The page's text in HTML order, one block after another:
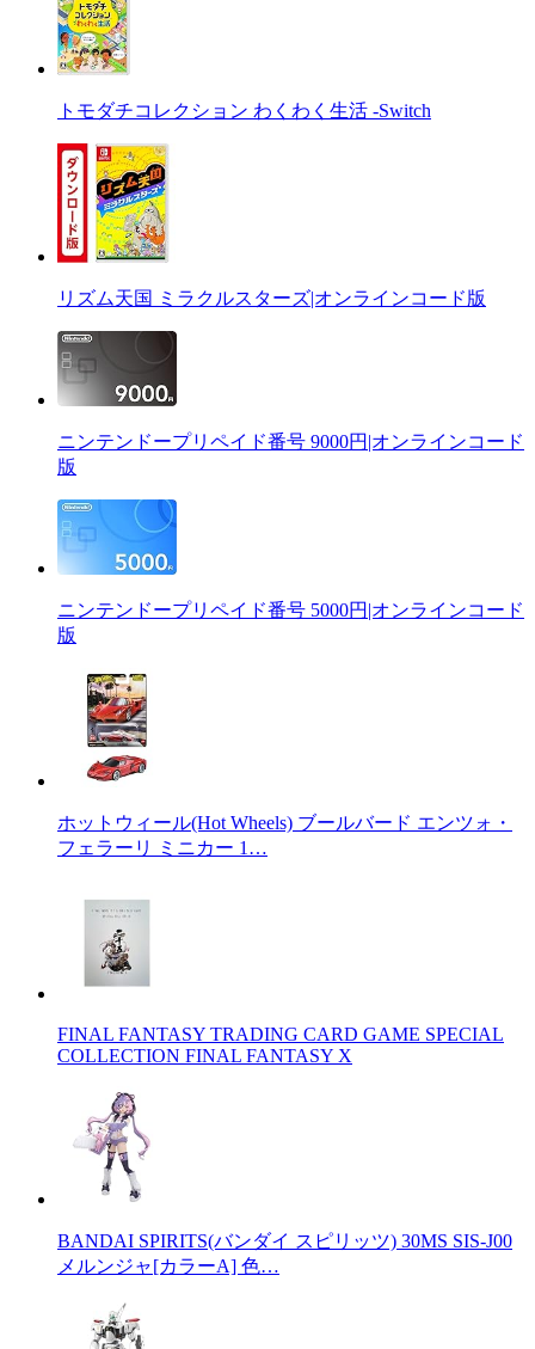
トモダチコレクション わくわく生活 -Switch
リズム天国 ミラクルスターズ|オンラインコード版
ニンテンドープリペイド番号 9000円|オンラインコード
版
ニンテンドープリペイド番号 5000円|オンラインコード
版
ホットウィール(Hot Wheels) ブールバード エンツォ・
フェラーリ ミニカー 1…
FINAL FANTASY TRADING CARD GAME SPECIAL
COLLECTION FINAL FANTASY X
BANDAI SPIRITS(バンダイ スピリッツ) 30MS SIS-J00
メルンジャ[カラーA] 色…